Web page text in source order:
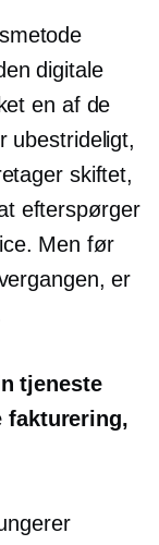
digitale
en af ​​de
ubestrideligt,
skiftet,
efterspørger
Men før
er
tjeneste
fakturering,